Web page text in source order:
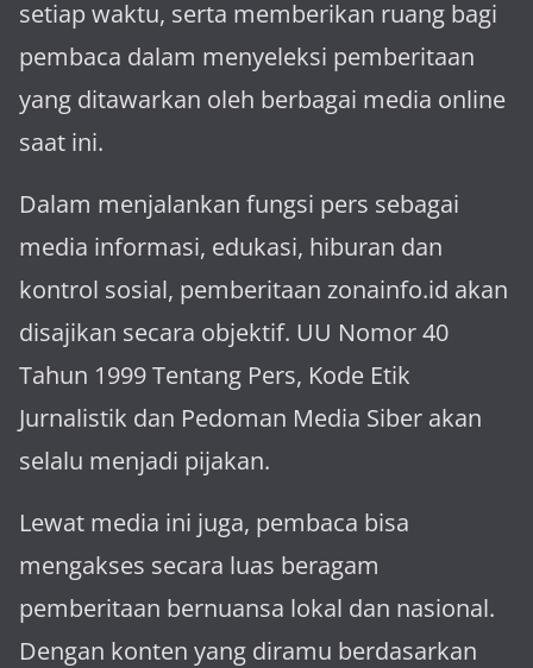
setiap waktu, serta memberikan ruang bagi
pembaca dalam menyeleksi pemberitaan
yang ditawarkan oleh berbagai media online
saat ini.
Dalam menjalankan fungsi pers sebagai
media informasi, edukasi, hiburan dan
kontrol sosial, pemberitaan zonainfo.id akan
disajikan secara objektif. UU Nomor 40
Tahun 1999 Tentang Pers, Kode Etik
Jurnalistik dan Pedoman Media Siber akan
selalu menjadi pijakan.
Lewat media ini juga, pembaca bisa
mengakses secara luas beragam
pemberitaan bernuansa lokal dan nasional.
Dengan konten yang diramu berdasarkan